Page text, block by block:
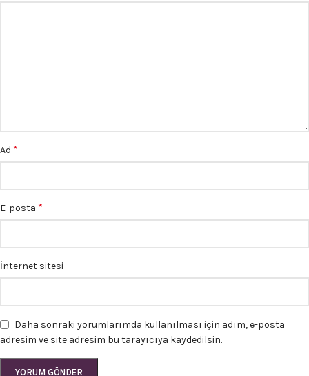
Ad *
E-posta *
İnternet sitesi
Daha sonraki yorumlarımda kullanılması için adım, e-posta
adresim ve site adresim bu tarayıcıya kaydedilsin.